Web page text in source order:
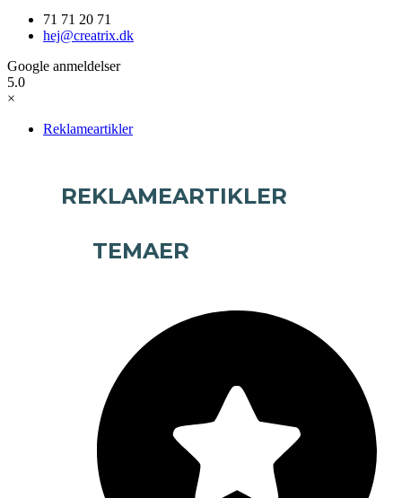
71 71 20 71
hej@creatrix.dk
Google anmeldelser
5.0
×
Reklameartikler
REKLAMEARTIKLER
TEMAER